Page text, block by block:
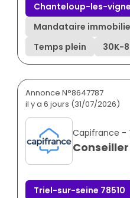
Chanteloup-les-
Mandataire
Temps plein
30K-
Annonce N°8647787
il y a 6 jours (31/07/2026)
Capifrance -
Triel-sur-seine 78510